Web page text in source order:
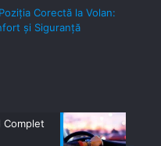
Poziția Corectă la Volan:
și Siguranță
Complet